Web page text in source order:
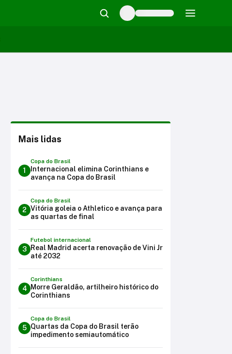
Mais lidas
1
Copa do Brasil
Internacional elimina Corinthians e
avança na Copa do Brasil
2
Copa do Brasil
Vitória goleia o Athletico e avança para
as quartas de final
3
Futebol internacional
Real Madrid acerta renovação de Vini Jr
até 2032
4
Corinthians
Morre Geraldão, artilheiro histórico do
Corinthians
5
Copa do Brasil
Quartas da Copa do Brasil terão
impedimento semiautomático